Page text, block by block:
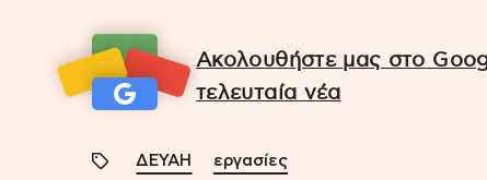
Ακολουθήστε μας στο
τελευταία νέα
ΔΕΥΑΗ εργασίες